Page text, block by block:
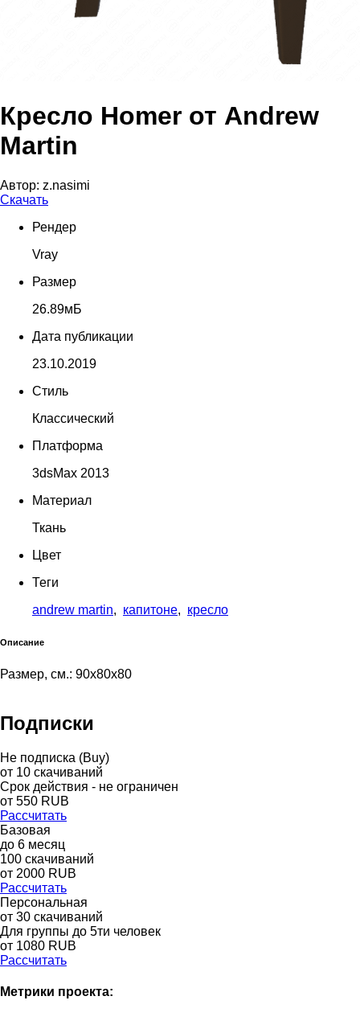
Кресло Homer от Andrew
Martin
Автор: z.nasimi
Скачать
Рендер
Vray
Размер
26.89мБ
Дата публикации
23.10.2019
Стиль
Классический
Платформа
3dsMax 2013
Материал
Ткань
Цвет
Теги
andrew martin, капитоне, кресло
Описание
Размер, см.: 90х80х80
Подписки
Не подписка (Buy)
от 10 скачиваний
Срок действия - не ограничен
от 550 RUB
Рассчитать
Базовая
до 6 месяц
100 скачиваний
от 2000 RUB
Рассчитать
Персональная
от 30 скачиваний
Для группы до 5ти человек
от 1080 RUB
Рассчитать
Метрики проекта: